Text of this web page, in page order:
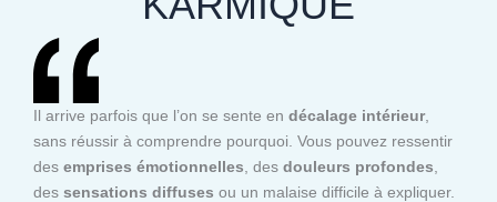
Il arrive parfois que l’on se sente en décalage intérieur,
sans réussir à comprendre pourquoi. Vous pouvez ressentir
des emprises émotionnelles , des douleurs profondes
des sensations diffuses ou un malaise difficile à expliquer.